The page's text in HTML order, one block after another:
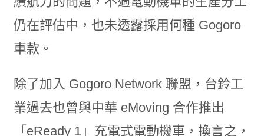
仍在評估中，也未透露採用何種 Gogoro
車款。
除了加入 Gogoro Network 聯盟，台鈴工
業過去也曾與中華 eMoving 合作推出
「eReady 1」充電式電動機車，換言之，